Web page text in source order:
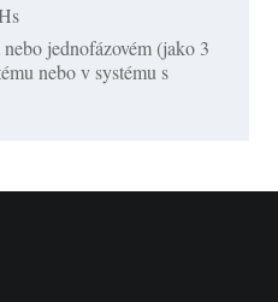
jednofázovém (jako 3
nebo v systému s